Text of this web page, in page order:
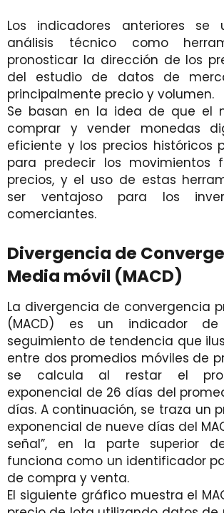
Los indicadores anteriores se
análisis técnico como
pronosticar la dirección de los
del estudio de datos de
principalmente precio y volumen.
Se basan en la idea de que el
comprar y vender monedas
eficiente y los precios históricos
para predecir los movimientos
precios, y el uso de estas
ser ventajoso para los
comerciantes.
Divergencia de
Media móvil (MACD)
La divergencia de convergencia
(MACD) es un indicador
seguimiento de tendencia que
entre dos promedios móviles de
se calcula al restar el
exponencial de 26 días del
días. A continuación, se traza un
exponencial de nueve días del
señal”, en la parte superior
funciona como un identificador
de compra y venta.
El siguiente gráfico muestra el